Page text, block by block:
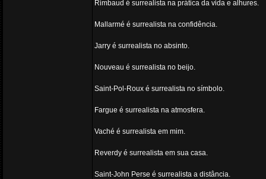
Rimbaud é surrealista na prática da vida e alhures.
Mallarmé é surrealista na confidência.
Jarry é surrealista no absinto.
Nouveau é surrealista no beijo.
Saint-Pol-Roux é surrealista no símbolo.
Fargue é surrealista na atmosfera.
Vaché é surrealista em mim.
Reverdy é surrealista em sua casa.
Saint-John Perse é surrealista a distância.